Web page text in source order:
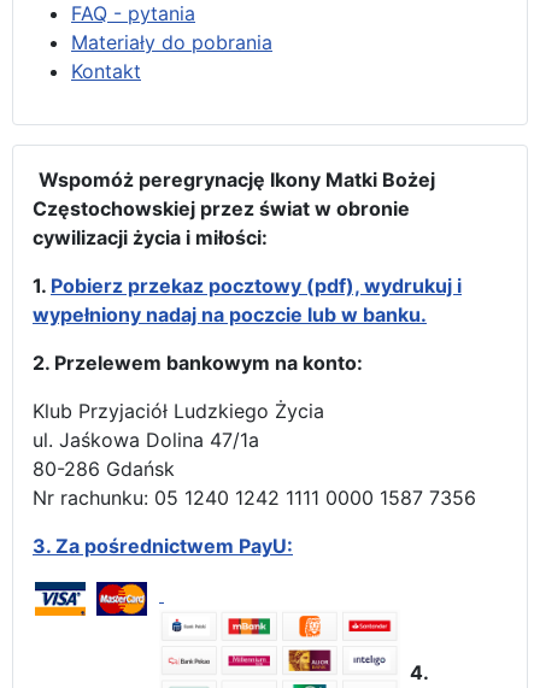
FAQ - pytania
Materiały do pobrania
Kontakt
Wspomóż peregrynację Ikony Matki Bożej
Częstochowskiej przez świat w obronie
cywilizacji życia i miłości:
1. Pobierz przekaz pocztowy (pdf), wydrukuj i
wypełniony nadaj na poczcie lub w banku.
2. Przelewem bankowym na konto:
Klub Przyjaciół Ludzkiego Życia
ul. Jaśkowa Dolina 47/1a
80-286 Gdańsk
Nr rachunku: 05 1240 1242 1111 0000 1587 7356
3. Za pośrednictwem PayU:
4.